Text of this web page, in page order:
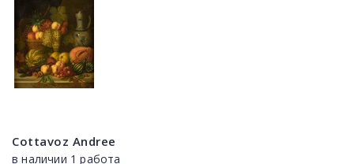
Cottavoz Andree
в наличии 1 работа